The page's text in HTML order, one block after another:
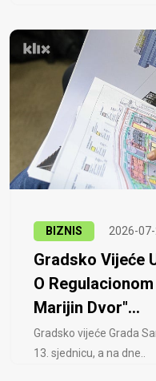
BIZNIS 2026-
Gradsko Vijeće
O
Marijin Dvor"...
Gradsko vijeće Grada
13. sjednicu, a na dne..